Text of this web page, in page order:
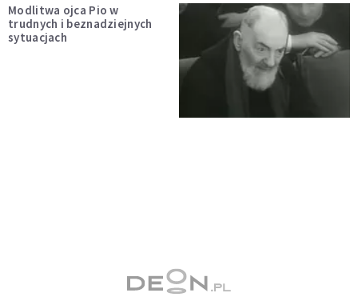
Modlitwa ojca Pio w
trudnych i beznadziejnych
sytuacjach